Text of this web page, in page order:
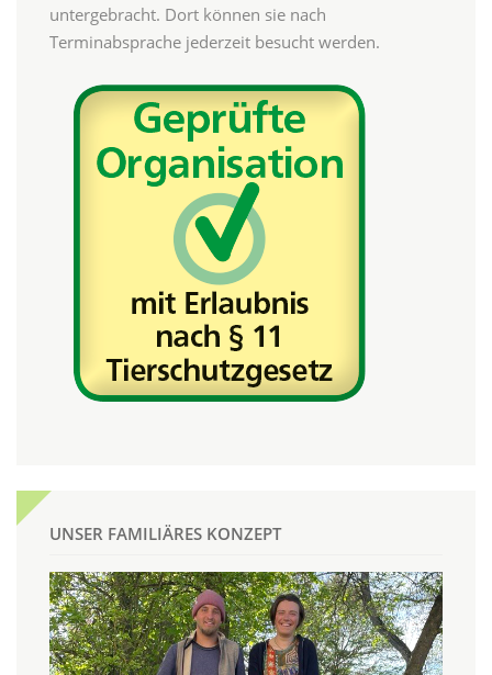
untergebracht. Dort können sie nach
Terminabsprache jederzeit besucht werden.
UNSER FAMILIÄRES KONZEPT